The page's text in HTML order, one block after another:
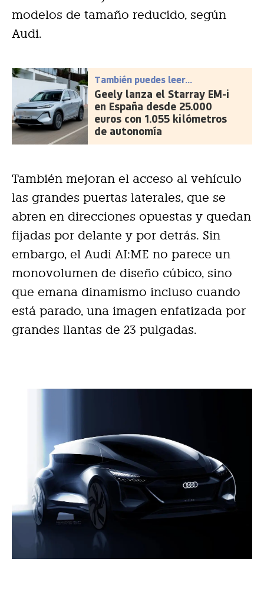
modelos de tamaño reducido, según
Audi.
También puedes leer...
Geely lanza el Starray EM-i
en España desde 25.000
euros con 1.055 kilómetros
de autonomía
También mejoran el acceso al vehículo
las grandes puertas laterales, que se
abren en direcciones opuestas y quedan
fijadas por delante y por detrás. Sin
embargo, el Audi AI:ME no parece un
monovolumen de diseño cúbico, sino
que emana dinamismo incluso cuando
está parado, una imagen enfatizada por
grandes llantas de 23 pulgadas.